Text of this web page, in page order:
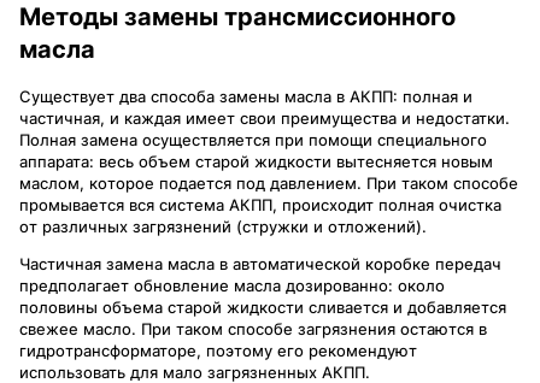
Методы замены трансмиссионного
масла
Существует два способа замены масла в АКПП: полная и
частичная, и каждая имеет свои преимущества и недостатки.
Полная замена осуществляется при помощи специального
аппарата: весь объем старой жидкости вытесняется новым
маслом, которое подается под давлением. При таком способе
промывается вся система АКПП, происходит полная очистка
от различных загрязнений (стружки и отложений).
Частичная замена масла в автоматической коробке передач
предполагает обновление масла дозированно: около
половины объема старой жидкости сливается и добавляется
свежее масло. При таком способе загрязнения остаются в
гидротрансформаторе, поэтому его рекомендуют
использовать для мало загрязненных АКПП.